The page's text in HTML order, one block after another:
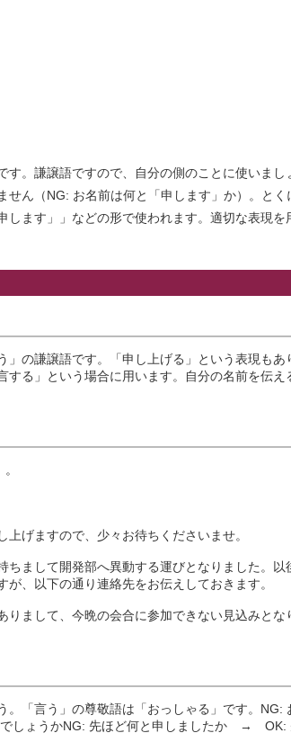
す。謙譲語ですので、自分の側のことに使いまし
せん（NG: お名前は何と「申します」か）。とく
ます」」などの形で使われます。適切な表現を
」の謙譲語です。「申し上げる」という表現もあ
る」という場合に用います。自分の名前を伝え
げますので、少々お待ちくださいませ。
まして開発部へ異動する運びとなりました。以
、以下の通り連絡先をお伝えしておきます。
まして、今晩の会合に参加できない見込みとな
「言う」の尊敬語は「おっしゃる」です。NG:
しょうかNG: 先ほど何と申しましたか → OK: